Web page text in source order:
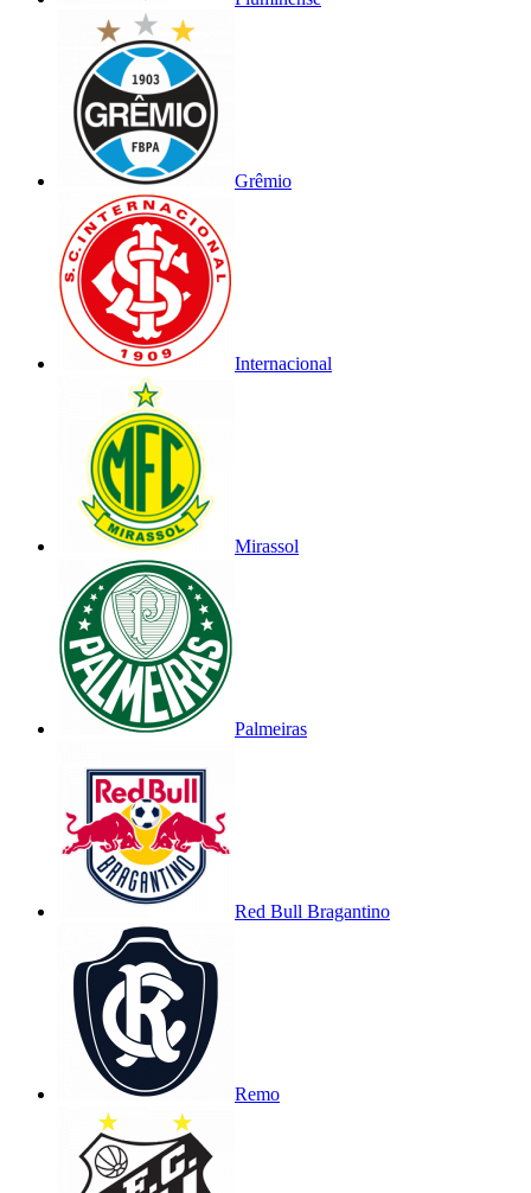
Grêmio
Internacional
Mirassol
Palmeiras
Red Bull Bragantino
Remo